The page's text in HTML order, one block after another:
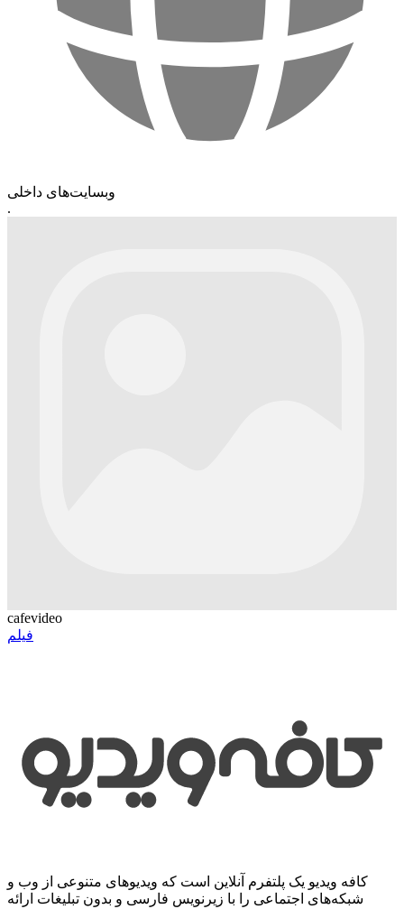
وبسایت‌های داخلی
.
cafevideo
فیلم
کافه ویدیو یک پلتفرم آنلاین است که ویدیوهای متنوعی از وب و
شبکه‌های اجتماعی را با زیرنویس فارسی و بدون تبلیغات ارائه